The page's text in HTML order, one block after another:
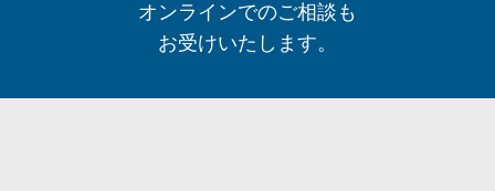
オンラインでのご相談も
お受けいたします。